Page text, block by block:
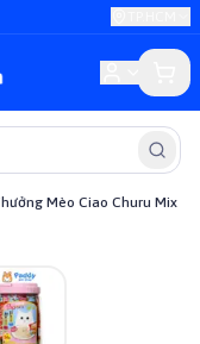
Mèo Ciao Churu Mix